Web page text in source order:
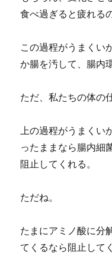
食べ過ぎると疲れる
この過程がうまくい
か腸を汚して、腸内
ただ、私たちの体の
上の過程がうまくい
ったままなら腸内細
阻止してくれる。
ただね。
たまにアミノ酸に分
てくるなら阻止して